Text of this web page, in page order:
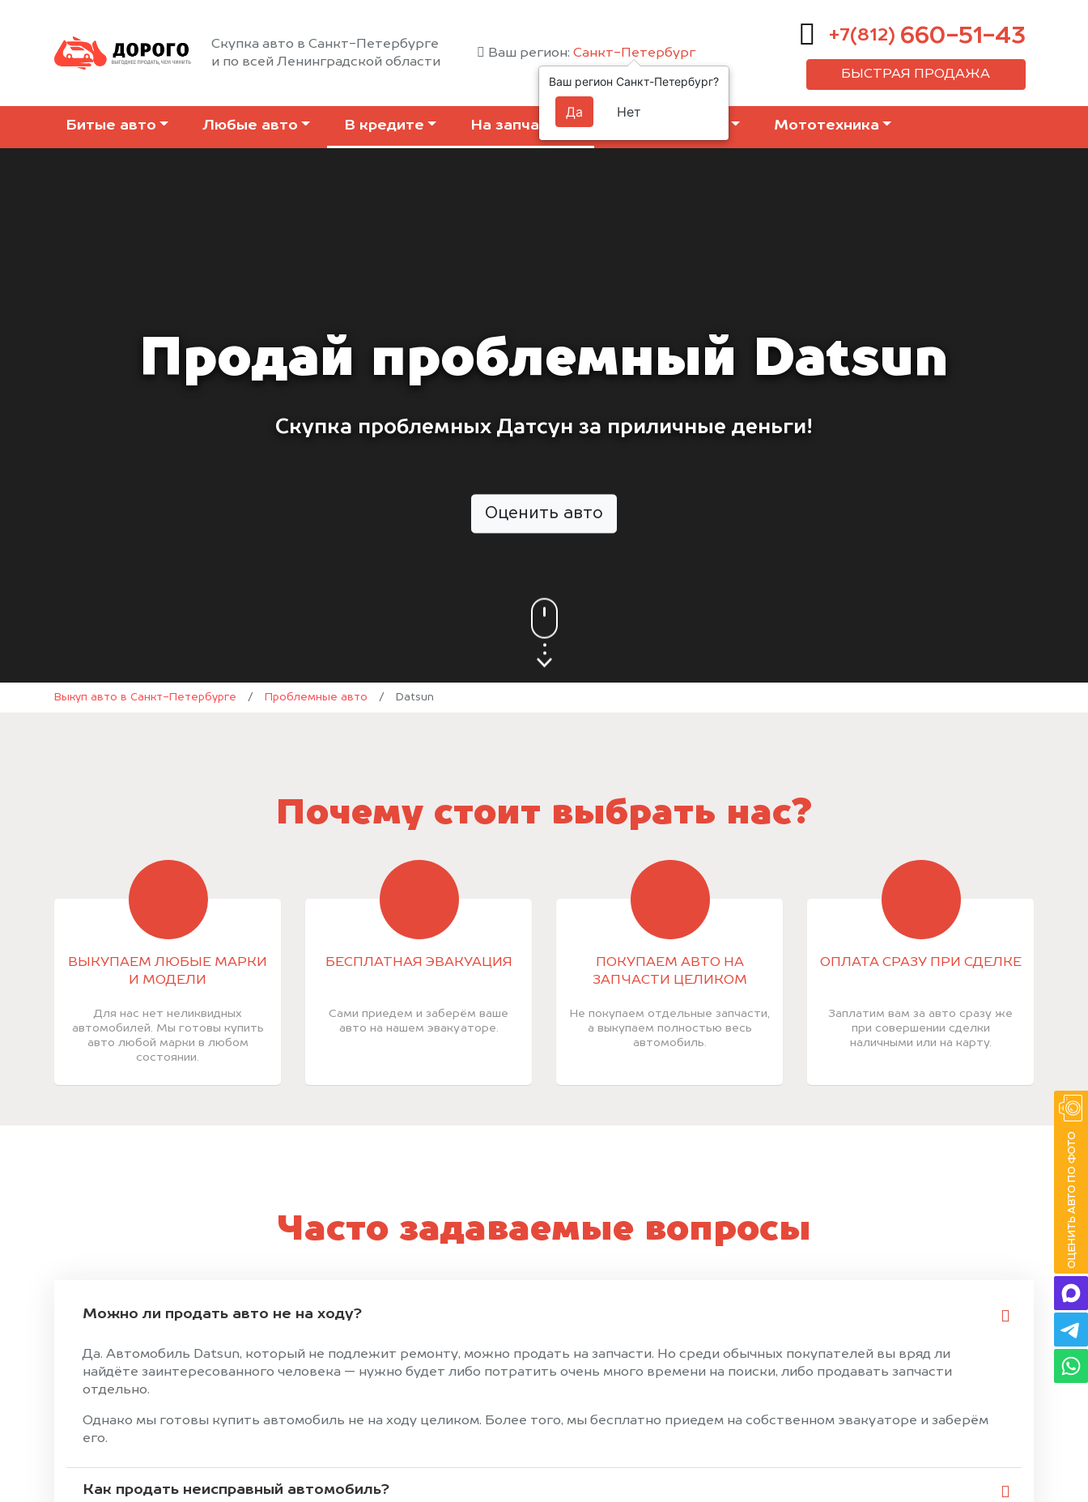
Скупка авто в Санкт-Петербурге
и по всей Ленинградской области
Ваш регион: Санкт-Петербург
+7(812) 660-51-43
БЫСТРАЯ ПРОДАЖА
Битые авто Любые авто В кредите На запчасти Мототехника
Продай проблемный Datsun
Скупка проблемных Датсун за приличные деньги!
Оценить авто
Выкуп авто в Санкт-Петербурге / Проблемные авто / Datsun
Почему стоит выбрать нас?
ВЫКУПАЕМ ЛЮБЫЕ МАРКИ
И МОДЕЛИ
Для нас нет неликвидных
автомобилей. Мы готовы купить
авто любой марки в любом
состоянии.
БЕСПЛАТНАЯ ЭВАКУАЦИЯ
Сами приедем и заберём ваше
авто на нашем эвакуаторе.
ПОКУПАЕМ АВТО НА
ЗАПЧАСТИ ЦЕЛИКОМ
Не покупаем отдельные запчасти,
а выкупаем полностью весь
автомобиль.
ОПЛАТА СРАЗУ ПРИ СДЕЛКЕ
Заплатим вам за авто сразу же
при совершении сделки
наличными или на карту.
Часто задаваемые вопросы
Можно ли продать авто не на ходу?
Да. Автомобиль Datsun, который не подлежит ремонту, можно продать на запчасти. Но среди обычных покупателей вы вряд ли
найдёте заинтересованного человека — нужно будет либо потратить очень много времени на поиски, либо продавать запчасти
отдельно.
Однако мы готовы купить автомобиль не на ходу целиком. Более того, мы бесплатно приедем на собственном эвакуаторе и заберём
его.
Как продать неисправный автомобиль?
Ваш регион Санкт-Петербург?
Да Нет